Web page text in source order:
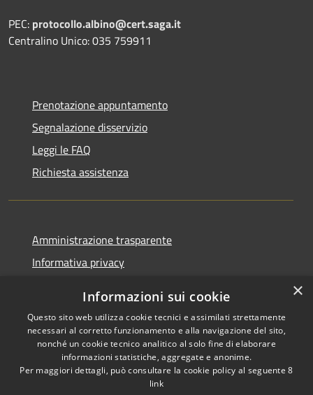
PEC: protocollo.albino@cert.saga.it
Centralino Unico: 035 759911
Prenotazione appuntamento
Segnalazione disservizio
Leggi le FAQ
Richiesta assistenza
Amministrazione trasparente
Informativa privacy
Dichiarazione di accessibilità
RSS
Copyright © 2026 • Comune di
×
Informazioni sui cookie
Questo sito web utilizza cookie tecnici e assimilati strettamente
necessari al corretto funzionamento e alla navigazione del sito,
nonché un cookie tecnico analitico al solo fine di elaborare
informazioni statistiche, aggregate e anonime.
Per maggiori dettagli, può consultare la cookie policy al seguente8
link